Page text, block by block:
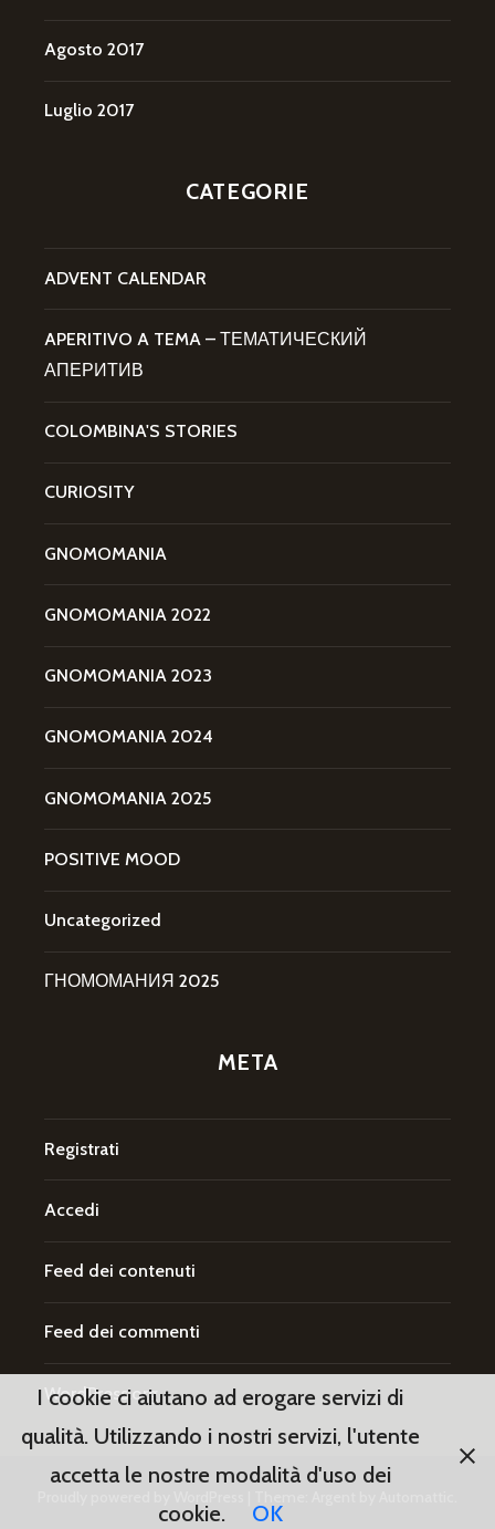
Agosto 2017
Luglio 2017
CATEGORIE
ADVENT CALENDAR
APERITIVO A TEMA – ТЕМАТИЧЕСКИЙ
АПЕРИТИВ
COLOMBINA'S STORIES
CURIOSITY
GNOMOMANIA
GNOMOMANIA 2022
GNOMOMANIA 2023
GNOMOMANIA 2024
GNOMOMANIA 2025
POSITIVE MOOD
Uncategorized
ГНОМОМАНИЯ 2025
META
Registrati
Accedi
Feed dei contenuti
Feed dei commenti
WordPress.org
I cookie ci aiutano ad erogare servizi di
qualità. Utilizzando i nostri servizi, l'utente
accetta le nostre modalità d'uso dei
cookie.
OK